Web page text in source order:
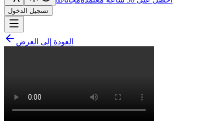
تسجيل الدخول
العودة إلى العرض